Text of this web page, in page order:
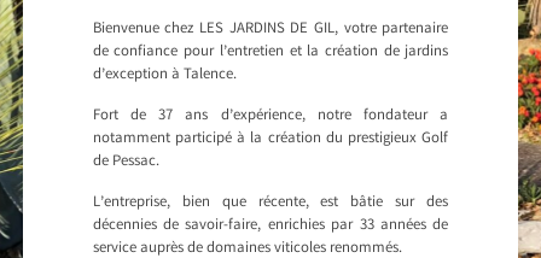
Bienvenue chez LES JARDINS DE GIL, votre partenaire
de confiance pour l’entretien et la création de jardins
d’exception à Talence.
Fort de 37 ans d’expérience, notre fondateur a
notamment participé à la création du prestigieux Golf
de Pessac.
L’entreprise, bien que récente, est bâtie sur des
décennies de savoir-faire, enrichies par 33 années de
service auprès de domaines viticoles renommés.